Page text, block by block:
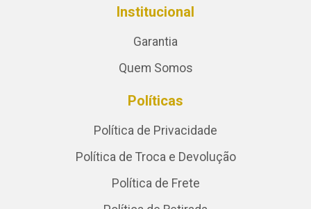
Institucional
Garantia
Quem Somos
Políticas
Política de Privacidade
Política de Troca e Devolução
Política de Frete